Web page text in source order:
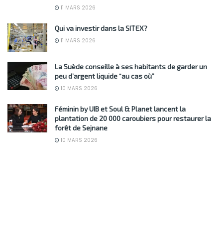
11 MARS 2026
Qui va investir dans la SITEX?
11 MARS 2026
La Suède conseille à ses habitants de garder un
peu d’argent liquide “au cas où”
10 MARS 2026
Féminin by UIB et Soul & Planet lancent la
plantation de 20 000 caroubiers pour restaurer la
forêt de Sejnane
10 MARS 2026